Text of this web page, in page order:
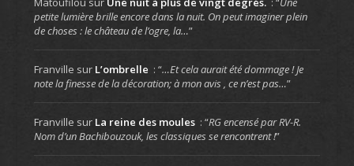
petite lumière brille encore dans la nuit. On peut imaginer plein
de choses : le château de l’ogre, la…”
Franville sur L’ombrelle : “…Et cela aurait été dommage ! Je
note la finesse de la décoration; à mon avis , ce n’est pas…”
Franville sur La reine des moules : “RG encensé par RV-R.
Nom d’un Bachibouzouk, les classiques se rencontrent !”